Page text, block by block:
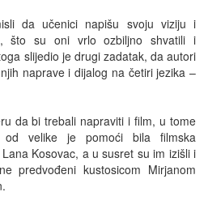
da učenici napišu svoju viziju i
što su oni vrlo ozbiljno shvatili i
slijedio je drugi zadatak, da autori
naprave i dijalog na četiri jezika –
da bi trebali napraviti i film, u tome
od velike je pomoći bila filmska
Kosovac, a u susret su im izišli i
predvođeni kustosicom Mirjanom